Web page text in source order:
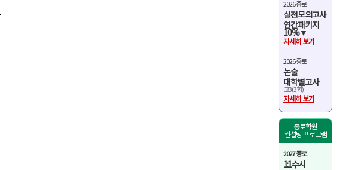
2026 종로
실전모의고사
연간패키지
10%▼
자세히 보기
2026 종로
논술
대학별고사
고3(3회)
자세히 보기
종로학원
컨설팅 프로그램
2027 종로
1:1 수시